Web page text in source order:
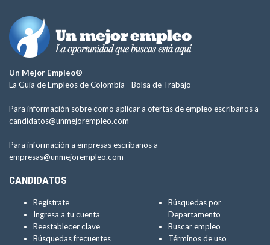
Un Mejor Empleo®
La Guía de Empleos de Colombia - Bolsa de Trabajo
Para información sobre como aplicar a ofertas de empleo escríbanos a
candidatos@unmejorempleo.com
Para información a empresas escríbanos a
empresas@unmejorempleo.com
CANDIDATOS
Regístrate
Ingresa a tu cuenta
Reestablecer clave
Búsquedas frecuentes
Búsquedas por
Departamento
Buscar empleo
Términos de uso